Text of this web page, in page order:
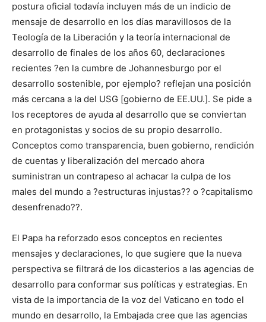
postura oficial todavía incluyen más de un indicio de
mensaje de desarrollo en los días maravillosos de la
Teología de la Liberación y la teoría internacional de
desarrollo de finales de los años 60, declaraciones
recientes ?en la cumbre de Johannesburgo por el
desarrollo sostenible, por ejemplo? reflejan una posición
más cercana a la del USG [gobierno de EE.UU.]. Se pide a
los receptores de ayuda al desarrollo que se conviertan
en protagonistas y socios de su propio desarrollo.
Conceptos como transparencia, buen gobierno, rendición
de cuentas y liberalización del mercado ahora
suministran un contrapeso al achacar la culpa de los
males del mundo a ?estructuras injustas?? o ?capitalismo
desenfrenado??.
El Papa ha reforzado esos conceptos en recientes
mensajes y declaraciones, lo que sugiere que la nueva
perspectiva se filtrará de los dicasterios a las agencias de
desarrollo para conformar sus políticas y estrategias. En
vista de la importancia de la voz del Vaticano en todo el
mundo en desarrollo, la Embajada cree que las agencias